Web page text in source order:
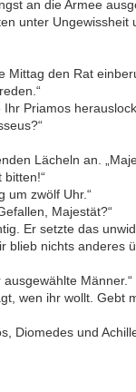
an die Armee
unter
Mittag den Rat
Ihr Priamos
Lächeln an.
um zwölf Uhr.“
Majestät?“
Er setzte das
blieb nichts anderes
ausgewählte Männer.“
wen ihr wollt. Gebt
Diomedes und